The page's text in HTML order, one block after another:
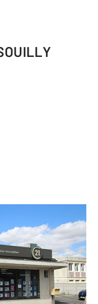
Mauperthuis